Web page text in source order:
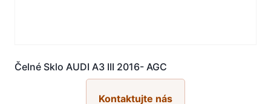
Čelné Sklo AUDI A3 III 2016- AGC
Kontaktujte nás